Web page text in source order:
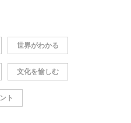
世界がわかる
文化を愉しむ
ト